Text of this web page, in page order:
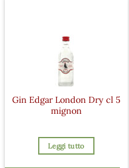
Gin Edgar London Dry cl 5
mignon
Leggi tutto